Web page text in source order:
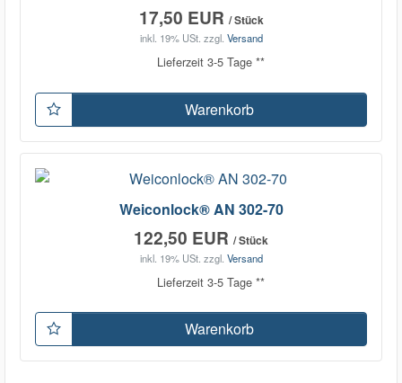
17,50 EUR / Stück
inkl. 19% USt. zzgl. Versand
Lieferzeit 3-5 Tage **
Warenkorb
Weiconlock® AN 302-70
122,50 EUR / Stück
inkl. 19% USt. zzgl. Versand
Lieferzeit 3-5 Tage **
Warenkorb